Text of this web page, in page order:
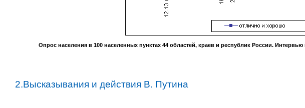
Опрос населения в 100 населенных пунктах 44 областей, краев и республик России. Интервью
2.Высказывания и действия В. Путина